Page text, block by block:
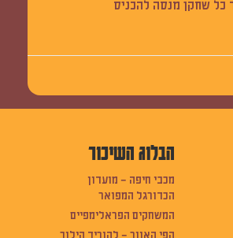
כל שחקן מנסה להכניס
הבלוג השיכור
מכבי חיפה – מועדון
הכדורגל המפואר
המשחקים הפראלימפיים
הפי האוור – להוריד הילוך